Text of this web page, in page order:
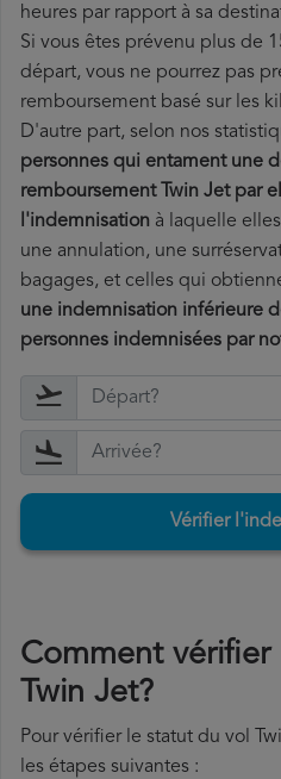
heures par rapport à sa
Si vous êtes prévenu plus de
départ, vous ne pourrez pas
remboursement basé sur les
D'autre part, selon nos
personnes qui entament une
remboursement Twin Jet par
l'indemnisation à laquelle
une annulation, une
bagages, et celles qui
une indemnisation inférieure
personnes indemnisées par
Vérifier
Comment
Twin Jet?
Pour vérifier le statut du vol
les étapes suivantes :